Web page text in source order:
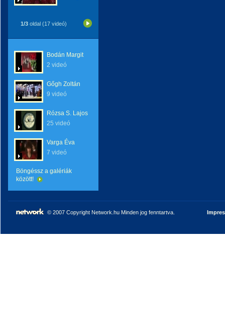
1/3 oldal (17 videó)
Bodán Margit
2 videó
Gőgh Zoltán
9 videó
Rózsa S. Lajos
25 videó
Varga Éva
7 videó
Böngéssz a galériák
között!
© 2007 Copyright Network.hu Minden jog fenntartva.